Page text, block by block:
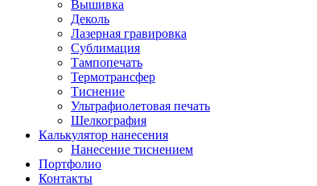
Вышивка
Деколь
Лазерная гравировка
Сублимация
Тампопечать
Термотрансфер
Тиснение
Ультрафиолетовая печать
Шелкография
Калькулятор нанесения
Нанесение тиснением
Портфолио
Контакты